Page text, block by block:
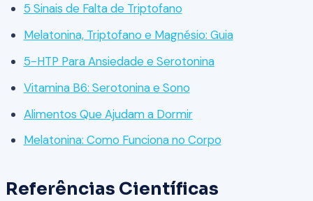
5 Sinais de Falta de Triptofano
Melatonina, Triptofano e Magnésio: Guia
5-HTP Para Ansiedade e Serotonina
Vitamina B6: Serotonina e Sono
Alimentos Que Ajudam a Dormir
Melatonina: Como Funciona no Corpo
Referências Científicas